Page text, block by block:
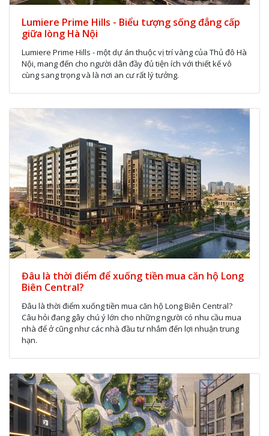
Lumiere Prime Hills - Biểu tượng sống đẳng cấp
giữa lòng Hà Nội
Lumiere Prime Hills - một dự án thuộc vị trí vàng của Thủ đô Hà
Nội, mang đến cho người dân đầy đủ tiện ích với thiết kế vô
cùng sang trọng và là nơi an cư rất lý tưởng.
Đâu là thời điểm để xuống tiền mua căn hộ Long
Biên Central?
Đâu là thời điểm xuống tiền mua căn hộ Long Biên Central?
Câu hỏi đang gây chú ý lớn cho những người có nhu cầu mua
nhà để ở cũng như các nhà đầu tư nhắm đến lợi nhuận trung
hạn.